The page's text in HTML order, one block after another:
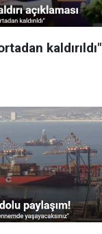
kaldırıldı"